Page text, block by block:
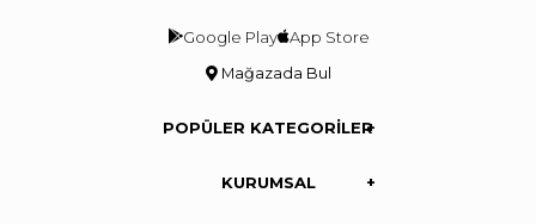
Google Play App Store
Mağazada Bul
POPÜLER KATEGORİLER
KURUMSAL